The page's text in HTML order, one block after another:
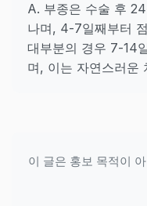
A. 부종은 수술 후
나며, 4-7일째부터
대부분의 경우 7-14
며, 이는 자연스러운
이 글은 홍보 목적이